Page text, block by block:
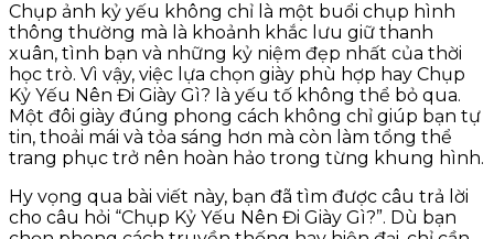
Chụp ảnh kỷ yếu không chỉ là một buổi chụp hình
thông thường mà là khoảnh khắc lưu giữ thanh
xuân, tình bạn và những kỷ niệm đẹp nhất của thời
học trò. Vì vậy, việc lựa chọn giày phù hợp hay Chụp
Kỷ Yếu Nên Đi Giày Gì? là yếu tố không thể bỏ qua.
Một đôi giày đúng phong cách không chỉ giúp bạn tự
tin, thoải mái và tỏa sáng hơn mà còn làm tổng thể
trang phục trở nên hoàn hảo trong từng khung hình.
Hy vọng qua bài viết này, bạn đã tìm được câu trả lời
cho câu hỏi “Chụp Kỷ Yếu Nên Đi Giày Gì?”. Dù bạn